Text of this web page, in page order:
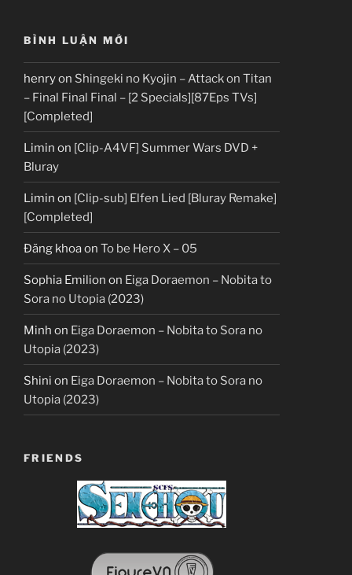
BÌNH LUẬN MỚI
henryon Shingeki no Kyojin – Attack on Titan
– Final Final Final – [2 Specials][87Eps TVs]
[Completed]
Limin on [Clip-A4VF] Summer Wars DVD +
Bluray
Limin on [Clip-sub] Elfen Lied [Bluray Remake]
[Completed]
Đăng khoaon To be Hero X – 05
Sophia Emilion on Eiga Doraemon – Nobita to
Sora no Utopia (2023)
Minh on Eiga Doraemon – Nobita to Sora no
Utopia (2023)
Shini on Eiga Doraemon – Nobita to Sora no
Utopia (2023)
FRIENDS